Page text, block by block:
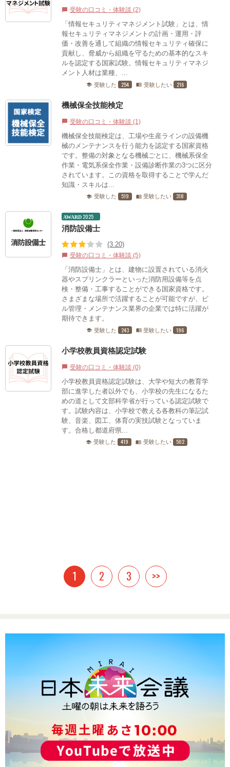
chat_bubble 受験の口コミ・体験談 (2)
「情報セキュリティマネジメント試験」とは、情
報セキュリティマネジメントの計画・運用・評
価・改善を通して組織の情報セキュリティ確保に
貢献し、脅威から組織を守るための基本的なスキ
ルを認定する国家試験。情報セキュリティマネジ
メント人材は業種、...
school 受験した 254 menu_book 受験したい 216
機械保全技能検定
chat_bubble 受験の口コミ・体験談 (1)
機械保全技能検定は、工場や生産ラインの設備機
械のメンテナンスを行う能力を認定する国家資格
です。整備の対象となる機械ごとに、機械系保全
作業・電気系保全作業・設備診断作業の3つに区分
されています。この資格を取得することで学んだ
知識・スキルは...
school 受験した 519 menu_book 受験したい 318
AWARD 2025
消防設備士
(3.20)
chat_bubble 受験の口コミ・体験談 (5)
「消防設備士」とは、建物に設置されている消火
器やスプリンクラーといった消防用設備等を点
検・整備・工事することができる国家資格です。
さまざまな場所で活躍することが可能ですが、ビ
ル管理・メンテナンス業界の企業では特に活躍が
期待できます。
school 受験した 243 menu_book 受験したい 196
小学校教員資格認定試験
chat_bubble 受験の口コミ・体験談 (0)
小学校教員資格認定試験は、大学や短大の教育学
部に進学した者以外でも、小学校の先生になるた
めの道として文部科学省が行っている認定試験で
す。試験内容は、小学校で教える各教科の筆記試
験、音楽、図工、体育の実技試験となっていま
す。合格し都道府県...
school 受験した 419 menu_book 受験したい 502
1 2 3 >>